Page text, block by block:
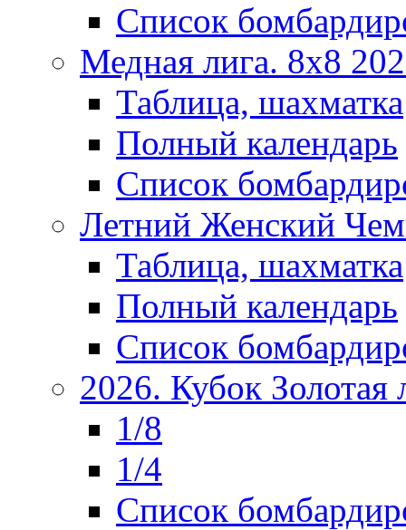
Список
Медная лига. 8x8
Таблица, шахматка
Полный календарь
Список
Летний Женский
Таблица, шахматка
Полный календарь
Список
2026. Кубок Золотая
1/8
1/4
Список